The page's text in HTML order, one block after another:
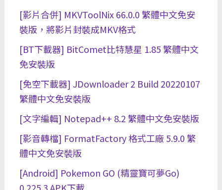
[影片合併] MKVToolNix 66.0.0 繁體中文免安
裝版，將影片封裝成MKV格式
[BT下載器] BitComet比特慧星 1.85 繁體中文
免安裝版
[免空下載器] JDownloader 2 Build 20220107
繁體中文免安裝版
[文字編輯] Notepad++ 8.2 繁體中文免安裝版
[影音轉檔] FormatFactory 格式工廠 5.9.0 繁
體中文免安裝版
[Android] Pokemon GO (精靈寶可夢Go)
0.225.3 APK下載